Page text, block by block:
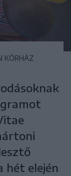
KÓRHÁZ
hét elején